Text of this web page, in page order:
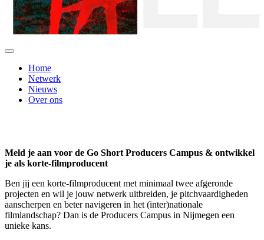
Home
Netwerk
Nieuws
Over ons
Meld je aan voor de Go Short Producers Campus & ontwikkel
je als korte-filmproducent
Ben jij een korte-filmproducent met minimaal twee afgeronde
projecten en wil je jouw netwerk uitbreiden, je pitchvaardigheden
aanscherpen en beter navigeren in het (inter)nationale
filmlandschap? Dan is de Producers Campus in Nijmegen een
unieke kans.